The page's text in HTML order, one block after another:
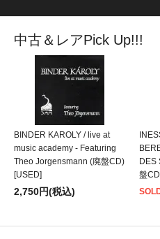
中古＆レアPick Up!!!
BINDER KAROLY / live at
music academy - Featuring
Theo Jorgensmann (廃盤CD)
[USED]
2,750円(税込)
DES
盤